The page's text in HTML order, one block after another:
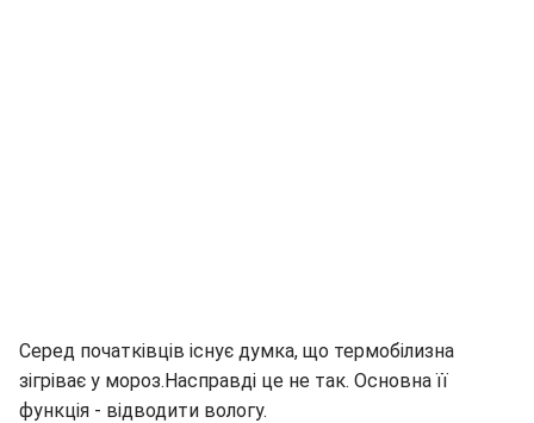
Серед початківців існує думка, що термобілизна
зігріває у мороз.Насправді це не так. Основна її
функція - відводити вологу.